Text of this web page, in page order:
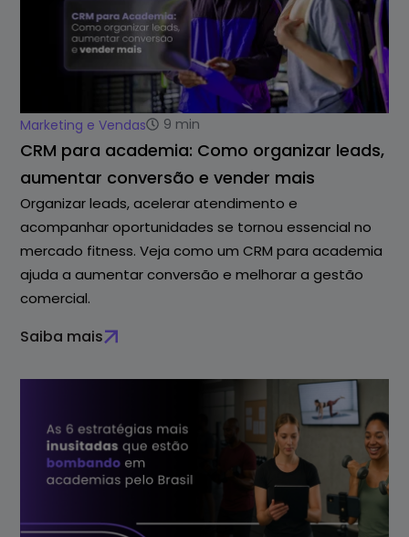
Marketing e Vendas 9 min
CRM para academia: Como organizar leads,
aumentar conversão e vender mais
Organizar leads, acelerar atendimento e
acompanhar oportunidades se tornou essencial no
mercado fitness. Veja como um CRM para academia
ajuda a aumentar conversão e melhorar a gestão
comercial.
Saiba mais